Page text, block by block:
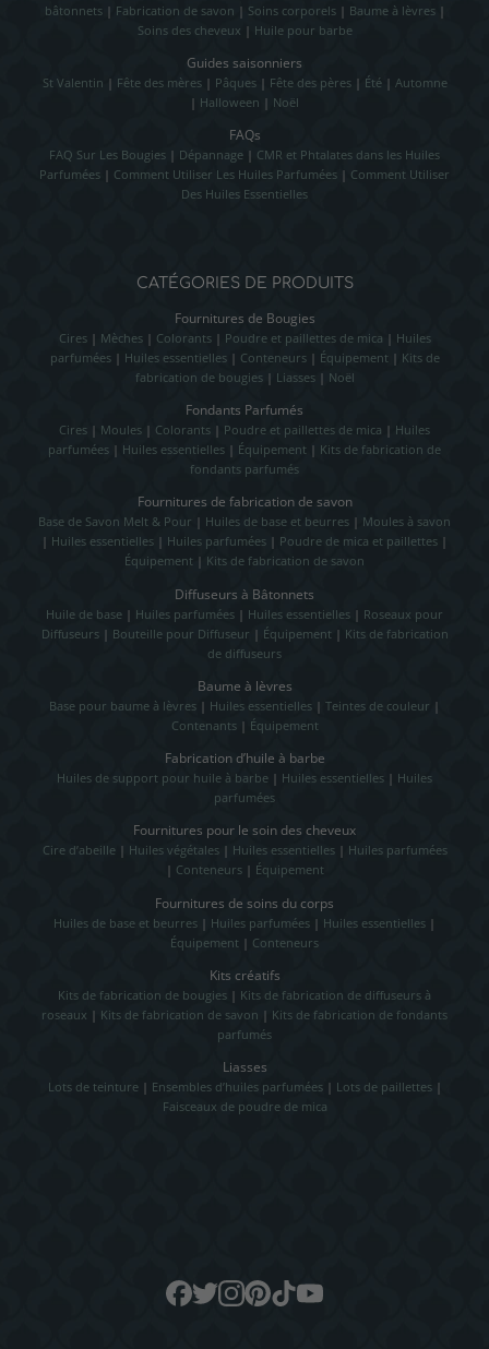
bâtonnets| Fabrication de savon | Soins corporels| Baume à lèvres|
Soins des cheveux | Huile pour barbe
Guides saisonniers
St Valentin | Fête des mères| Pâques| Fête des pères| Été| Automne
| Halloween | Noël
FAQs
FAQ Sur Les Bougies | Dépannage | CMR et Phtalates dans les Huiles
Parfumées | Comment Utiliser Les Huiles Parfumées | Comment Utiliser
Des Huiles Essentielles
CATÉGORIES DE PRODUITS
Fournitures de Bougies
Cires| Mèches| Colorants| Poudre et paillettes de mica | Huiles
parfumées| Huiles essentielles| Conteneurs| Équipement | Kits de
fabrication de bougies| Liasses| Noël
Fondants Parfumés
Cires | Moules | Colorants | Poudre et paillettes de mica | Huiles
parfumées | Huiles essentielles | Équipement | Kits de fabrication de
fondants parfumés
Fournitures de fabrication de savon
Base de Savon Melt & Pour | Huiles de base et beurres | Moules à savon
| Huiles essentielles | Huiles parfumées | Poudre de mica et paillettes |
Équipement | Kits de fabrication de savon
Diffuseurs à Bâtonnets
Huile de base | Huiles parfumées | Huiles essentielles | Roseaux pour
Diffuseurs| Bouteille pour Diffuseur | Équipement| Kits de fabrication
de diffuseurs
Baume à lèvres
Base pour baume à lèvres | Huiles essentielles | Teintes de couleur |
Contenants| Équipement
Fabrication d’huile à barbe
Huiles de support pour huile à barbe | Huiles essentielles | Huiles
parfumées
Fournitures pour le soin des cheveux
Cire d’abeille| Huiles végétales| Huiles essentielles| Huiles parfumées
| Conteneurs| Équipement
Fournitures de soins du corps
Huiles de base et beurres | Huiles parfumées | Huiles essentielles |
Équipement | Conteneurs
Kits créatifs
Kits de fabrication de bougies | Kits de fabrication de diffuseurs à
roseaux | Kits de fabrication de savon | Kits de fabrication de fondants
parfumés
Liasses
Lots de teinture| Ensembles d’huiles parfumées| Lots de paillettes|
Faisceaux de poudre de mica